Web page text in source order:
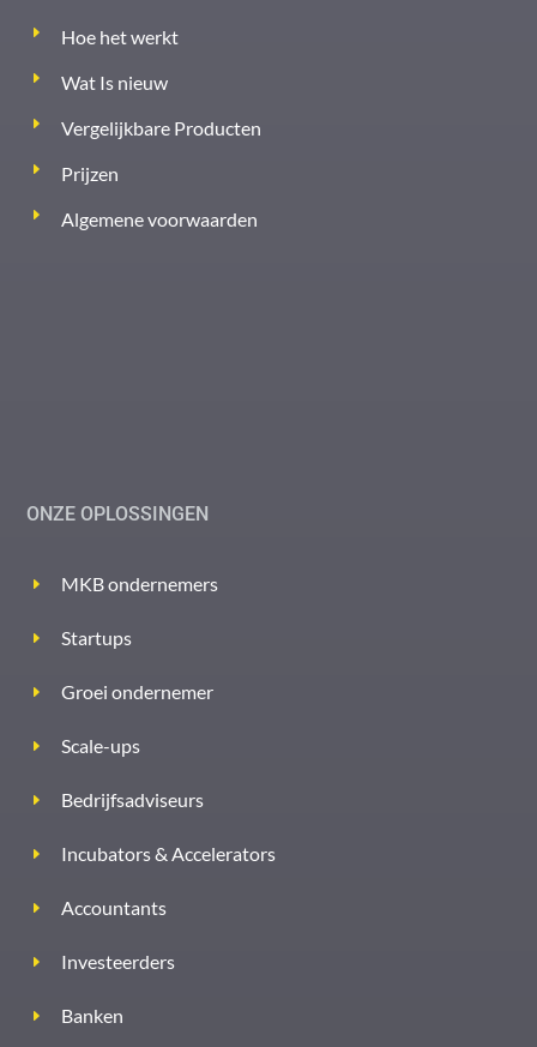
Hoe het werkt
Wat Is nieuw
Vergelijkbare Producten
Prijzen
Algemene voorwaarden
ONZE OPLOSSINGEN
MKB ondernemers
Startups
Groei ondernemer
Scale-ups
Bedrijfsadviseurs
Incubators & Accelerators
Accountants
Investeerders
Banken